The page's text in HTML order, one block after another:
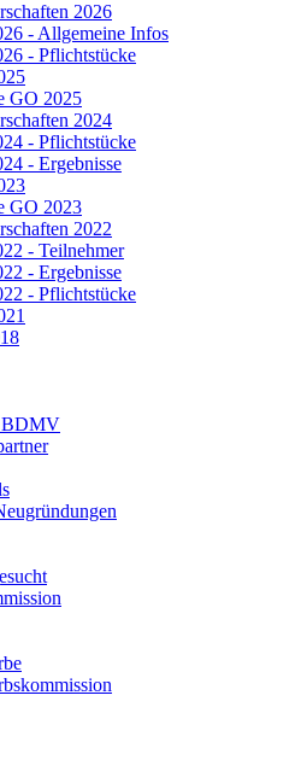
2026
- Allgemeine Infos
- Pflichtstücke
GO 2025
2024
- Pflichtstücke
- Ergebnisse
GO 2023
2022
- Teilnehmer
- Ergebnisse
- Pflichtstücke
BDMV